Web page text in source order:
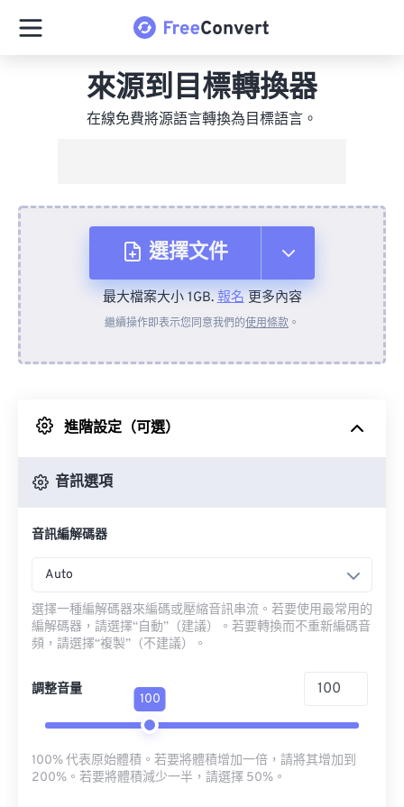
來源到目標轉換器
在線免費將源語言轉換為目標語言。
選擇文件
來自裝置
來自 Google 雲端硬碟
最大檔案大小 1GB.報名更多內容
繼續操作即表示您同意我們的使用條款 。
進階設定（可選）
音訊選項
音訊編解碼器
Auto
選擇一種編解碼器來編碼或壓縮音訊串流。若要使用最常用的
編解碼器，請選擇“自動”（建議）。若要轉換而不重新編碼音
頻，請選擇“複製”（不建議）。
調整音量
100
100% 代表原始體積。若要將體積增加一倍，請將其增加到
200%。若要將體積減少一半，請選擇 50%。